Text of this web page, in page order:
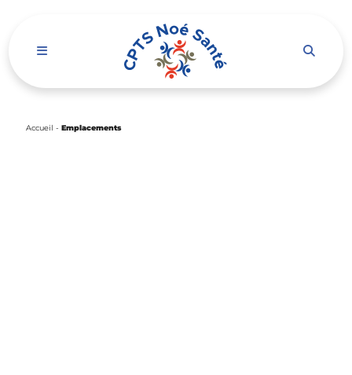
Ouvrir le menu de navigation mobile
Accueil - Emplacements